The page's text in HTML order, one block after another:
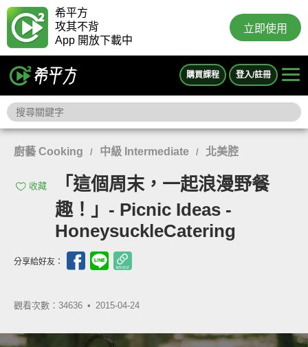
希平方
攻其不背
App 開放下載中
立即使用
購買課程 登入/註冊
廚藝 Cooking / 中級 Intermediate / 北美腔
收藏
「這個周末，一起浪漫野餐
趣！」- Picnic Ideas -
HoneysuckleCatering
分享給好友：
觀看次數：34636 • 2015-04-24